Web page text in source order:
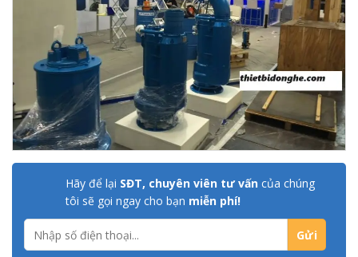
Hãy để lại SĐT, chuyên viên tư vấn của chúng
tôi sẽ gọi ngay cho bạn miễn phí!